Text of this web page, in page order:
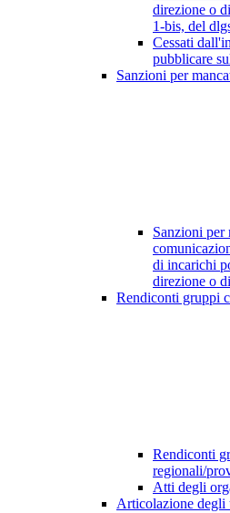
direzione o
1-bis, del
Cessati
pubblicare
Sanzioni per
Sanzioni per
di incarichi
direzione o
Rendiconti gruppi
Rendiconti
regionali/
Atti degli
Articolazione degli